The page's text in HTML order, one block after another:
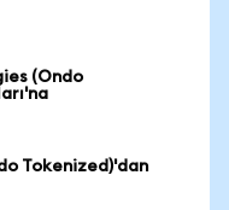
(Ondo
Tokenized)'dan